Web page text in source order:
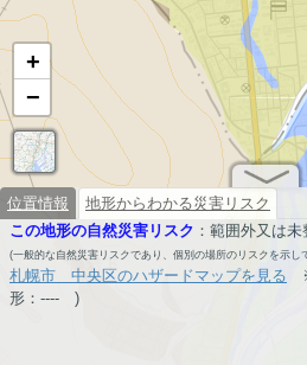
+
−
位置情報
地形からわかる災害リスク
この地形の自然災害リスク ： 範囲外又は未
(一般的な自然災害リスクであり、個別の場所のリスクを示し
札幌市 中央区のハザードマップを見る
形： ---- )